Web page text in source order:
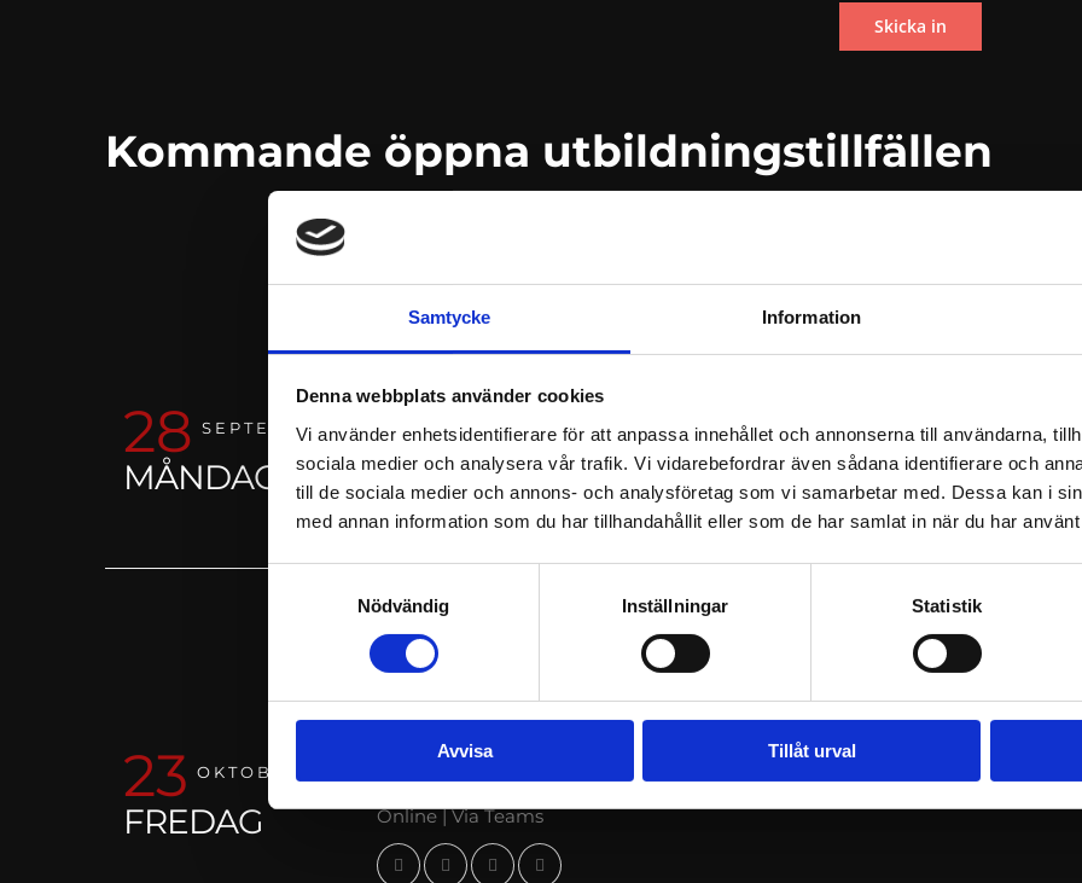
Samtycke Information
Denna webbplats använder cookies
Vi använder enhetsidentifierare för att anpassa innehållet och annonserna till användarna,
sociala medier och analysera vår trafik. Vi vidarebefordrar även sådana identifierare och
till de sociala medier och annons- och analysföretag som vi samarbetar med. Dessa kan i
med annan information som du har tillhandahållit eller som de har samlat in när du har
Nödvändig
Inställningar Statistik
Avvisa Tillåt urval
Kommande öppna utbildningstillfällen
SEPTEMBER 2026
28 SEPTEMBER
MÅNDAG
SBA BRANDSKYDDSANSVARIG (DISTANS) – 2026-
Online | Via Teams
OKTOBER 2026
23 OKTOBER
FREDAG Online | Via Teams